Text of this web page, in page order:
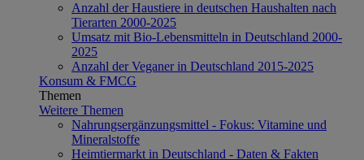
Anzahl der Haustiere in deutschen Haushalten nach
Tierarten 2000-2025
Umsatz mit Bio-Lebensmitteln in Deutschland 2000-
2025
Anzahl der Veganer in Deutschland 2015-2025
Konsum & FMCG
Themen
Weitere Themen
Nahrungsergänzungsmittel - Fokus: Vitamine und
Mineralstoffe
Heimtiermarkt in Deutschland - Daten & Fakten